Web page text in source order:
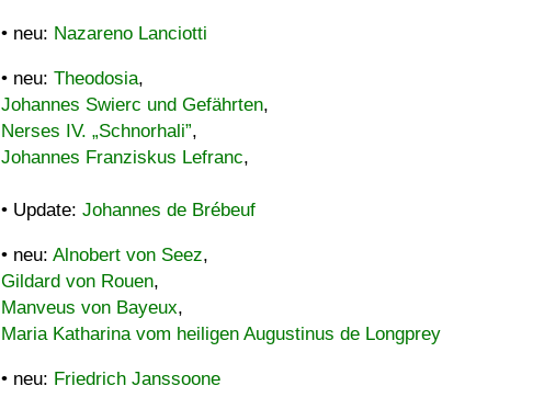
• neu: Nazareno Lanciotti
• neu: Theodosia,
Johannes Swierc und Gefährten,
Nerses IV. „Schnorhali”,
Johannes Franziskus Lefranc,
• Update: Johannes de Brébeuf
• neu: Alnobert von Seez,
Gildard von Rouen,
Manveus von Bayeux,
Maria Katharina vom heiligen Augustinus de Longprey
• neu: Friedrich Janssoone